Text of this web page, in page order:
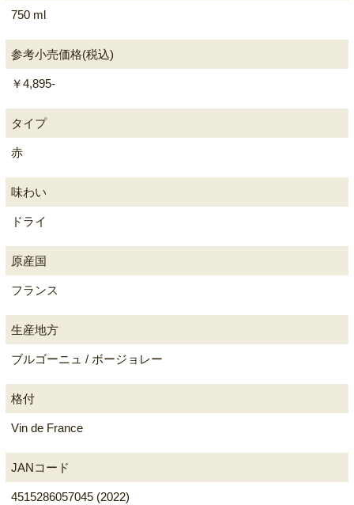
750 ml
参考小売価格(税込)
￥4,895-
タイプ
赤
味わい
ドライ
原産国
フランス
生産地方
ブルゴーニュ / ボージョレー
格付
Vin de France
JANコード
4515286057045 (2022)